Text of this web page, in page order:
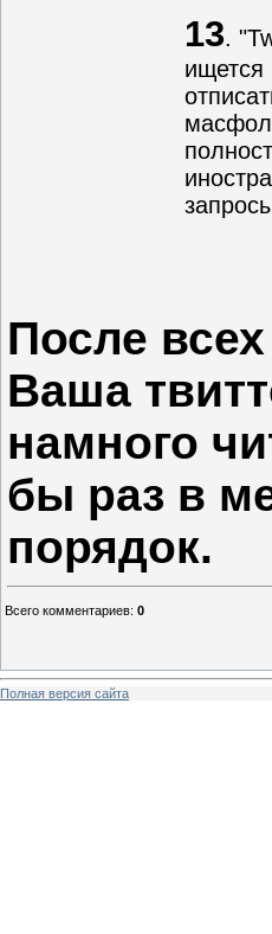
13.
ищется
После
Ваша
намного
бы раз в
порядок.
Всего комментариев: 0
Полная версия сайта